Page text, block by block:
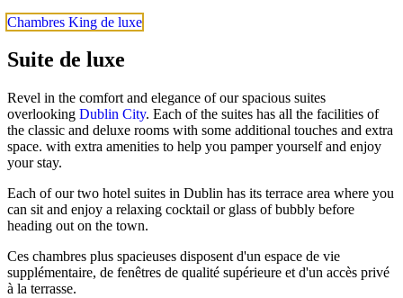
Chambres King de luxe
Suite de luxe
Revel in the comfort and elegance of our spacious suites
overlooking Dublin City. Each of the suites has all the facilities of
the classic and deluxe rooms with some additional touches and extra
space. with extra amenities to help you pamper yourself and enjoy
your stay.
Each of our two hotel suites in Dublin has its terrace area where you
can sit and enjoy a relaxing cocktail or glass of bubbly before
heading out on the town.
Ces chambres plus spacieuses disposent d'un espace de vie
supplémentaire, de fenêtres de qualité supérieure et d'un accès privé
à la terrasse.